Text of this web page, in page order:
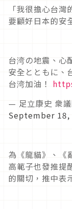
「我很擔心台
要顧好日本的安
台湾の地震、心
安全とともに、
台湾加油！
— 足立康史 衆
September 18,
為《龍貓》、《
高範子也發推提
的關切，推中表